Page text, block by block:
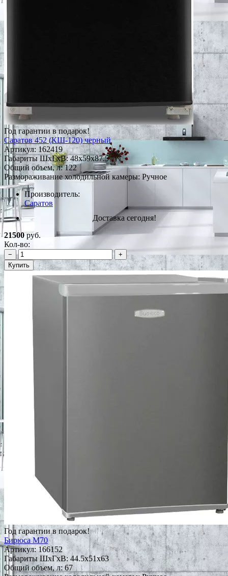
Год гарантии в подарок!
Саратов 452 (КШ-120) черный
Артикул: 162419
Габариты ШxГxВ: 48x59x87.5
Общий объем, л: 122
Размораживание холодильной камеры: Ручное
Производитель:
Саратов
Доставка сегодня!
21500руб.
Кол-во:
−
+
Купить
Год гарантии в подарок!
Бирюса M70
Артикул:166152
Габариты ШxГxВ: 44.5x51x63
Общий объем, л: 67